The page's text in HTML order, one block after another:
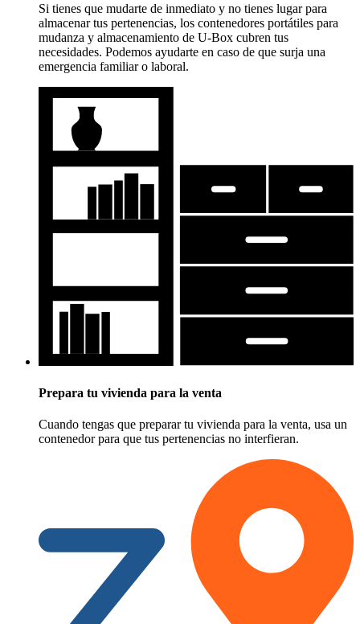
Si tienes que mudarte de inmediato y no tienes lugar para
almacenar tus pertenencias, los contenedores portátiles para
mudanza y almacenamiento de U-Box cubren tus
necesidades. Podemos ayudarte en caso de que surja una
emergencia familiar o laboral.
Prepara tu vivienda para la venta
Cuando tengas que preparar tu vivienda para la venta, usa un
contenedor para que tus pertenencias no interfieran.